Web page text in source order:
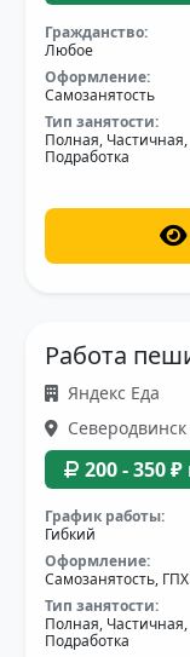
Гражданство:
Любое
Оформление:
Самозанятость
Тип занятости:
Полная, Частичная,
Подработка
Работа
Яндекс Еда
200 - 350
График работы:
Гибкий
Оформление:
Самозанятость, ГПХ
Тип занятости:
Полная, Частичная,
Подработка